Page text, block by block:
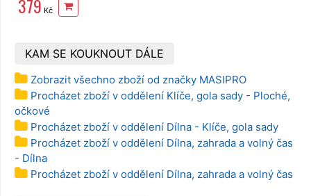
379 Kč
KAM SE KOUKNOUT DÁLE
Zobrazit všechno zboží od značky MASIPRO
Procházet zboží v oddělení Klíče, gola sady - Ploché,
očkové
Procházet zboží v oddělení Dílna - Klíče, gola sady
Procházet zboží v oddělení Dílna, zahrada a volný čas
- Dílna
Procházet zboží v oddělení Dílna, zahrada a volný čas